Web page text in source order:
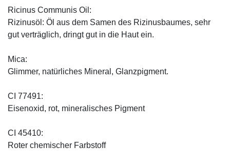
Ricinus Communis Oil:
Rizinusöl: Öl aus dem Samen des Rizinusbaumes, sehr
gut verträglich, dringt gut in die Haut ein.
Mica:
Glimmer, natürliches Mineral, Glanzpigment.
CI 77491:
Eisenoxid, rot, mineralisches Pigment
CI 45410:
Roter chemischer Farbstoff